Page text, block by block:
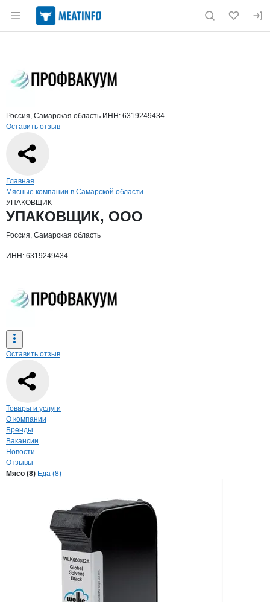
Раздел навигации по сайту meatinfo.ru
Россия, Самарская область ИНН: 6319249434
Оставить отзыв
Навигация по сайту
Главная
Мясные компании в Самарской области
УПАКОВЩИК
Основная информация о компании
УПАКОВЩИК, ООО
Россия, Самарская область
ИНН: 6319249434
Оставить отзыв
Навигация по странице
Товары и услуги
О компании
Бренды
Вакансии
Новости
Отзывы
Продукция
Навигация по продуктам
Мясо (8) Еда (8)